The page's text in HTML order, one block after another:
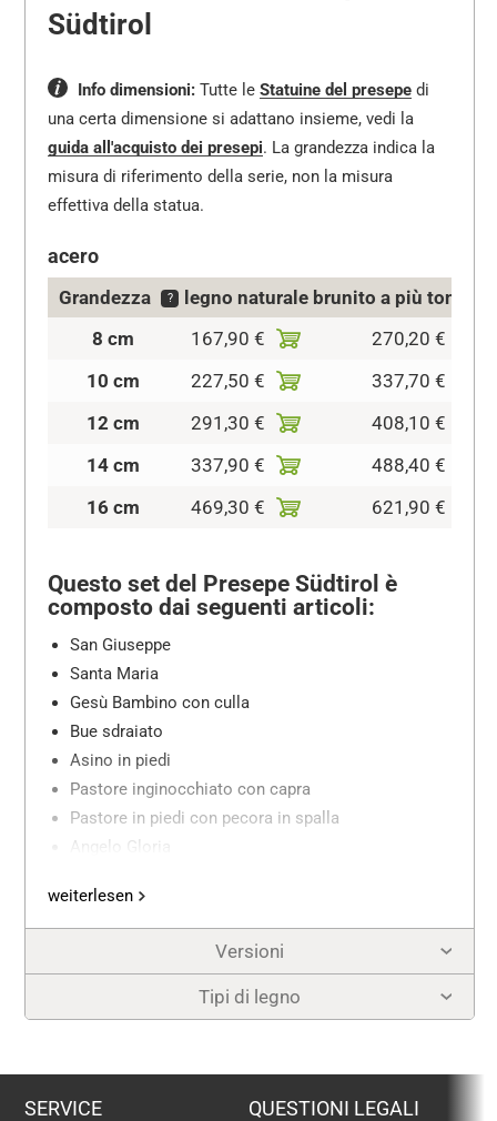
Südtirol
Info dimensioni: Tutte leStatuine del presepe di
una certa dimensione si adattano insieme, vedi la
guida all'acquisto dei presepi. La grandezza indica la
misura di riferimento della serie, non la misura
effettiva della statua.
acero
Grandezza ? legno naturale brunito a più tonalità
8 cm
167,90 €
270,20 €
10 cm
227,50 €
337,70 €
12 cm
291,30 €
408,10 €
14 cm
337,90 €
488,40 €
16 cm
469,30 € 621,90 €
Questo set del Presepe Südtirol è
composto dai seguenti articoli:
San Giuseppe
Santa Maria
Gesù Bambino con culla
Bue sdraiato
Asino in piedi
Pastore inginocchiato con capra
Pastore in piedi con pecora in spalla
Angelo Gloria
Pecora sdraiata
Attenzione: in questo set non è incluso una
capanna
weiterlesen
Versioni
Tipi di legno
SERVICE QUESTIONI LEGALI